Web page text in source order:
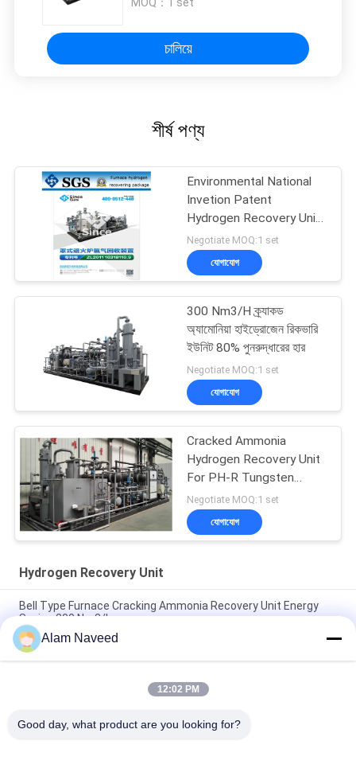
MOQ： 1 set
চালিয়ে
শীর্ষ পণ্য
Environmental National
Invetion Patent
Hydrogen Recovery Unit
Ammonia Plant
Negotiate MOQ:1 set
যোগাযোগ
300 Nm3/H ক্র্যাকড
অ্যামোনিয়া হাইড্রোজেন রিকভারি
ইউনিট 80% পুনরুদ্ধারের হার
Negotiate MOQ:1 set
যোগাযোগ
Cracked Ammonia
Hydrogen Recovery Unit
For PH-R Tungsten
Power
Negotiate MOQ:1 set
যোগাযোগ
Hydrogen Recovery Unit
Bell Type Furnace Cracking Ammonia Recovery Unit Energy
Saving 200 Nm3/h
Recycling Hydrogen Recovery Unit Ammonia Plant 100-3000
Nm3/h Capacity
Cooper Strip / Sheet / Bar Cracked Ammonia Hydrogen
Alam Naveed
12:02 PM
Good day, what product are you looking for?